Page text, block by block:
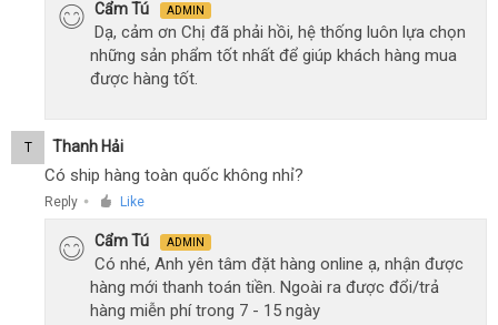
Cẩm Tú ADMIN
Dạ, cảm ơn Chị đã phải hồi, hệ thống luôn lựa chọn
những sản phẩm tốt nhất để giúp khách hàng mua
được hàng tốt.
T Thanh Hải
Có ship hàng toàn quốc không nhỉ?
Reply ● Like
Cẩm Tú ADMIN
Có nhé, Anh yên tâm đặt hàng online ạ, nhận được
hàng mới thanh toán tiền. Ngoài ra được đổi/trả
hàng miễn phí trong 7 - 15 ngày